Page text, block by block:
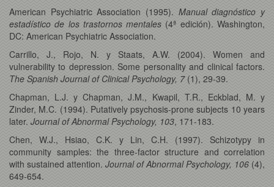
American Psychiatric Association (1995). Manual diagnóstico y
estadístico de los trastornos mentales (4ª edición). Washington,
DC: American Psychiatric Association.
Carrillo, J., Rojo, N. y Staats, A.W. (2004). Women and
vulnerability to depression. Some personality and clinical factors.
The Spanish Journal of Clinical Psychology, 7 (1), 29-39.
Chapman, L.J. y Chapman, J.M., Kwapil, T.R., Eckblad, M. y
Zinder, M.C. (1994). Putatively psychosis-prone subjects 10 years
later. Journal of Abnormal Psychology, 103, 171-183.
Chen, W.J., Hsiao, C.K. y Lin, C.H. (1997). Schizotypy in
community samples: the three-factor structure and correlation
with sustained attention. Journal of Abnormal Psychology, 106 (4),
649-654.